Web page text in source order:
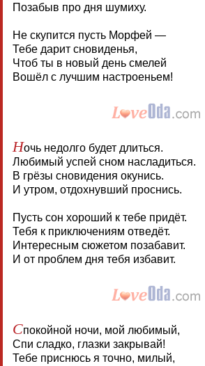
Позабыв про дня шумиху.
Не скупится пусть Морфей —
Тебе дарит сновиденья,
Чтоб ты в новый день смелей
Вошёл с лучшим настроеньем!
Ночь недолго будет длиться.
Любимый успей сном насладиться.
В грёзы сновидения окунись.
И утром, отдохнувший проснись.
Пусть сон хороший к тебе придёт.
Тебя к приключениям отведёт.
Интересным сюжетом позабавит.
И от проблем дня тебя избавит.
Спокойной ночи, мой любимый,
Спи сладко, глазки закрывай!
Тебе приснюсь я точно, милый,